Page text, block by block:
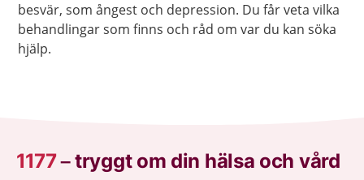
besvär, som ångest och depression. Du får veta vilka
behandlingar som finns och råd om var du kan söka
hjälp.
1177–tryggt om din hälsa och vård